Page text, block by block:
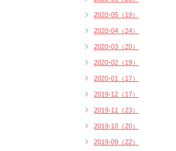
2020-05（19）
2020-04（24）
2020-03（20）
2020-02（19）
2020-01（17）
2019-12（17）
2019-11（23）
2019-10（20）
2019-09（22）